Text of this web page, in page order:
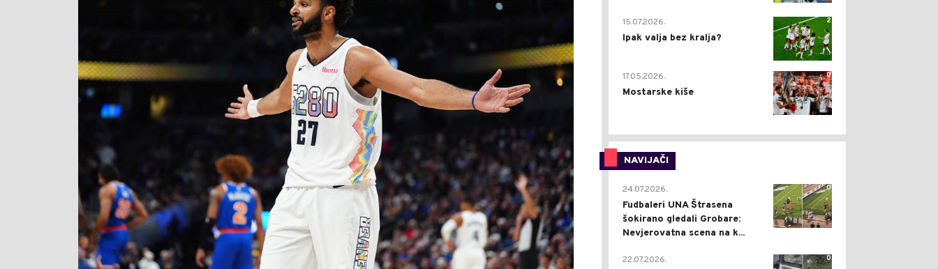
2
15.07.2026.
Ipak valja bez kralja?
0
17.05.2026.
Mostarske kiše
NAVIJAČI
0
24.07.2026.
Fudbaleri UNA Štrasena
šokirano gledali Grobare:
Nevjerovatna scena na k...
0
22.07.2026.